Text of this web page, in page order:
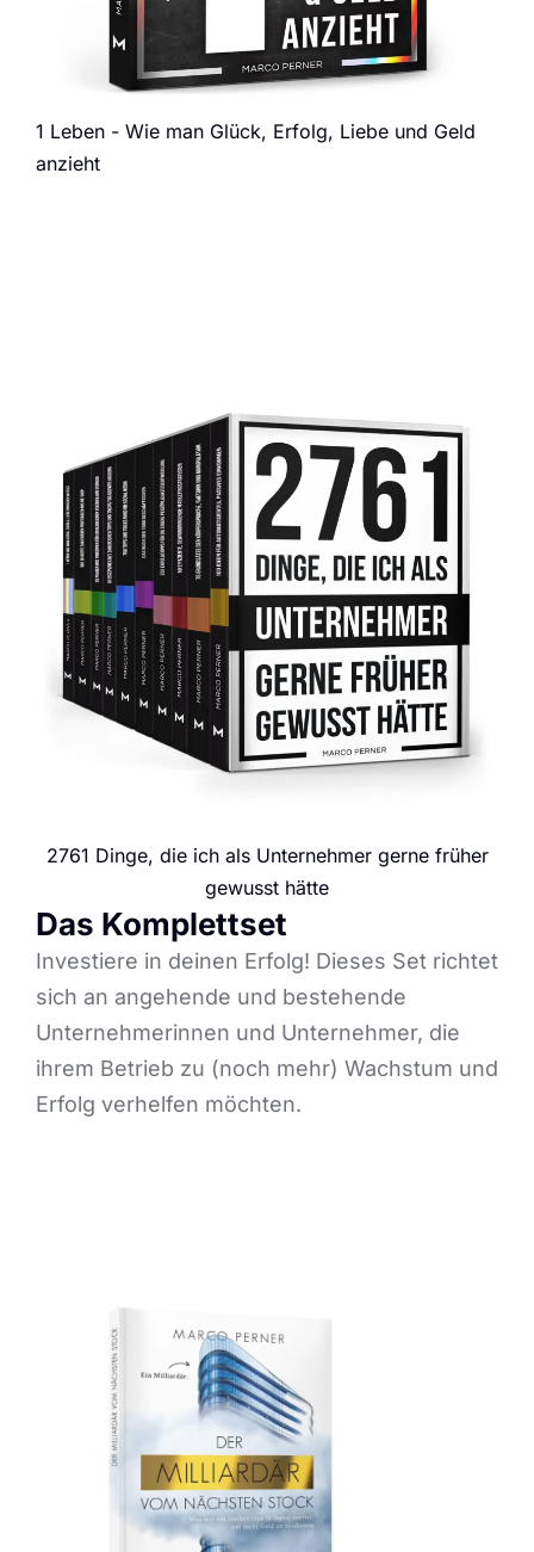
1 Leben - Wie man Glück, Erfolg, Liebe und Geld
anzieht
2761 Dinge, die ich als Unternehmer gerne früher
gewusst hätte
Das Komplettset
Investiere in deinen Erfolg! Dieses Set richtet
sich an angehende und bestehende
Unternehmerinnen und Unternehmer, die
ihrem Betrieb zu (noch mehr) Wachstum und
Erfolg verhelfen möchten.